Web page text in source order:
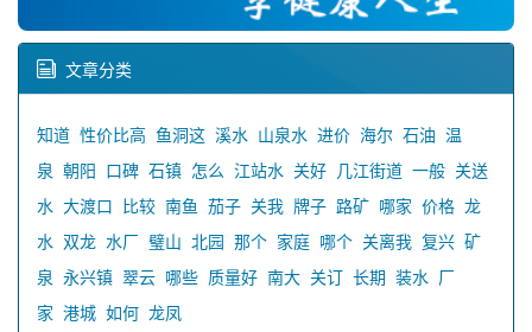
文章分类
知道 性价比高 鱼洞这 溪水 山泉水 进价 海尔 石油 温
泉 朝阳 口碑 石镇 怎么 江站水 关好 几江街道 一般 关送
水 大渡口 比较 南鱼 茄子 关我 牌子 路矿 哪家 价格 龙
水 双龙 水厂 璧山 北园 那个 家庭 哪个 关离我 复兴 矿
泉 永兴镇 翠云 哪些 质量好 南大 关订 长期 装水 厂
家 港城 如何 龙凤